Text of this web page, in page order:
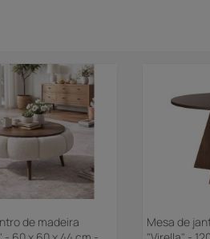
de madeira
Mesa de